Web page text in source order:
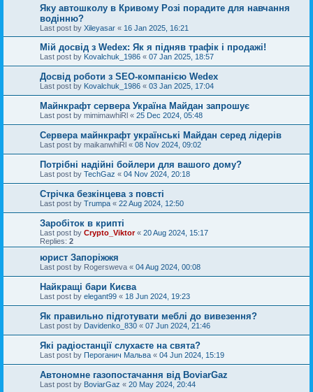
Яку автошколу в Кривому Розі порадите для навчання
водінню?
Last post by Xileyasar « 16 Jan 2025, 16:21
Мій досвід з Wedex: Як я підняв трафік і продажі!
Last post by Kovalchuk_1986 « 07 Jan 2025, 18:57
Досвід роботи з SEO-компанією Wedex
Last post by Kovalchuk_1986 « 03 Jan 2025, 17:04
Майнкрафт сервера Україна Майдан запрошує
Last post by mimimawhiRl « 25 Dec 2024, 05:48
Сервера майнкрафт українські Майдан серед лідерів
Last post by maikanwhiRl « 08 Nov 2024, 09:02
Потрібні надійні бойлери для вашого дому?
Last post by TechGaz « 04 Nov 2024, 20:18
Стрічка безкінцева з повсті
Last post by Trumpa « 22 Aug 2024, 12:50
Заробіток в крипті
Last post by Crypto_Viktor« 20 Aug 2024, 15:17
Replies: 2
юрист Запоріжжя
Last post by Rogersweva « 04 Aug 2024, 00:08
Найкращі бари Києва
Last post by elegant99 « 18 Jun 2024, 19:23
Як правильно підготувати меблі до вивезення?
Last post by Davidenko_830 « 07 Jun 2024, 21:46
Які радіостанції слухаєте на свята?
Last post by Пероганич Мальва « 04 Jun 2024, 15:19
Автономне газопостачання від BoviarGaz
Last post by BoviarGaz « 20 May 2024, 20:44